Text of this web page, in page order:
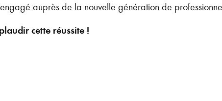
auprès de la nouvelle génération de
cette réussite !